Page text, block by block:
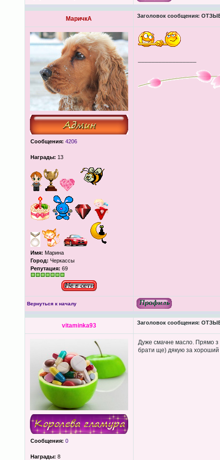
МаричкА Заголовок сообщения:
Сообщения: 4206
Награды: 13
Имя: Марина
Город: Черкассы
Репутация: 69
Вернуться к началу
vitaminka93 Заголовок сообщения:
Сообщения: 0
Награды: 8
Дуже смачне масло. Прямо
брати ще) дякую за хороший